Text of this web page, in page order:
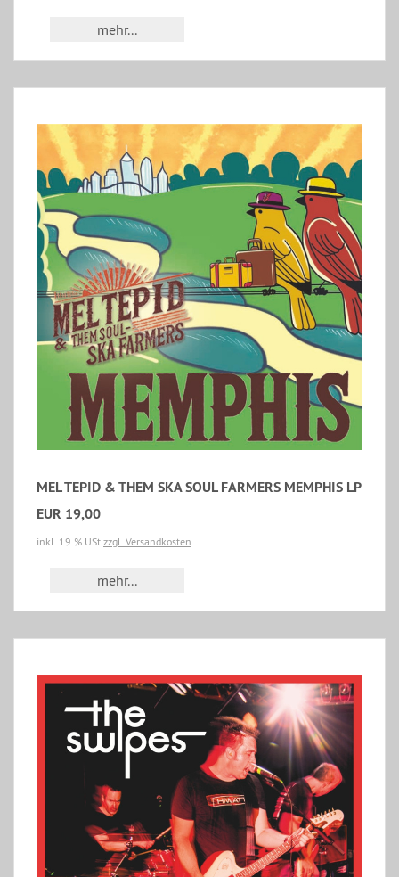
mehr...
MEL TEPID & THEM SKA SOUL FARMERS MEMPHIS LP
EUR 19,00
inkl. 19 % USt zzgl. Versandkosten
mehr...